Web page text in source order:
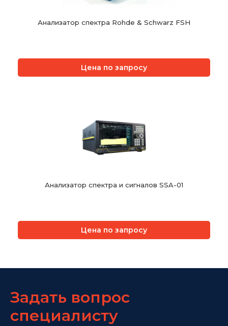
Анализатор спектра Rohde & Schwarz FSH
Цена по запросу
Анализатор спектра и сигналов SSA-01
Цена по запросу
Задать вопрос
специалисту